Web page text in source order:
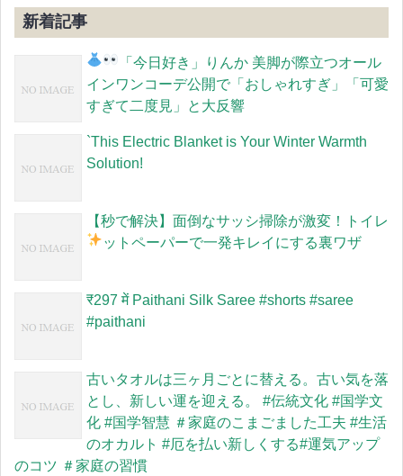
新着記事
「今日好き」りんか 美脚が際立つオール
インワンコーデ公開で「おしゃれすぎ」「可愛
すぎて二度見」と大反響
`This Electric Blanket is Your Winter Warmth
Solution!
【秒で解決】面倒なサッシ掃除が激変！トイレ
ットペーパーで一発キレイにする裏ワザ
​₹297 में Paithani Silk Saree #shorts #saree
#paithani
古いタオルは三ヶ月ごとに替える。古い気を落
とし、新しい運を迎える。 #伝統文化 #国学文
化 #国学智慧 ＃家庭のこまごました工夫 #生活
のオカルト #厄を払い新しくする#運気アップ
のコツ ＃家庭の習慣